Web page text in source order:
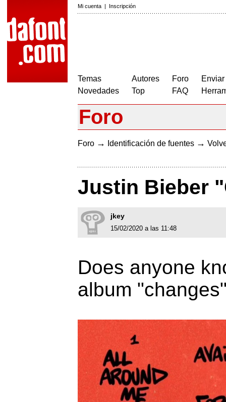
Mi cuenta | Inscripción
Temas
Novedades
Autores
Top
Foro
FAQ
Foro
Foro → Identificación de fuentes →
Justin Bieber
jkey
15/02/2020 a las 11:48
Does anyone
album